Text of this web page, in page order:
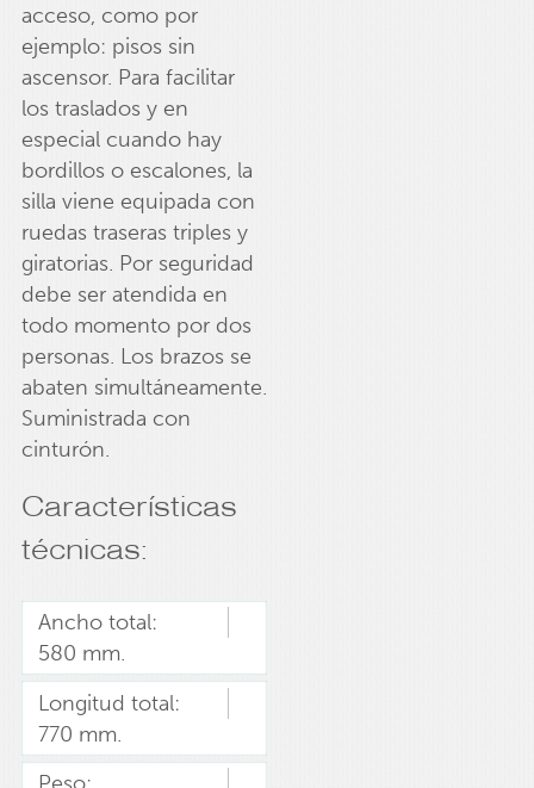
acceso, como por
ejemplo: pisos sin
ascensor. Para facilitar
los traslados y en
especial cuando hay
bordillos o escalones, la
silla viene equipada con
ruedas traseras triples y
giratorias. Por seguridad
debe ser atendida en
todo momento por dos
personas. Los brazos se
abaten simultáneamente.
Suministrada con
cinturón.
Características
técnicas:
Ancho total:
580 mm.
Longitud total:
770 mm.